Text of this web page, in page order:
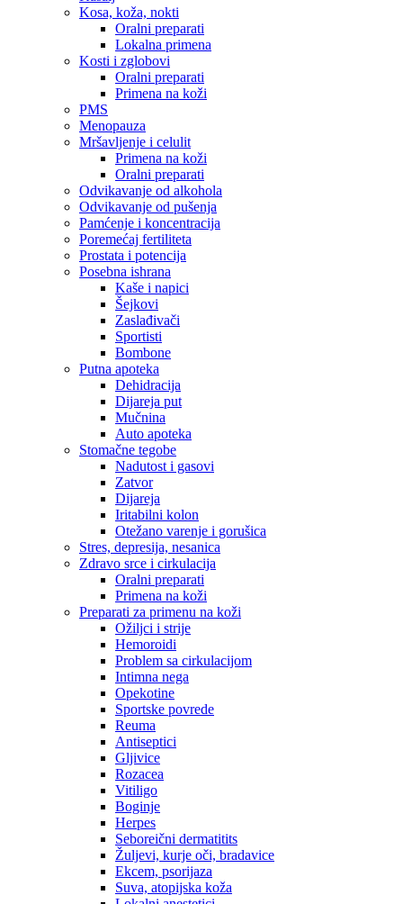
Kosa, koža, nokti
Oralni preparati
Lokalna primena
Kosti i zglobovi
Oralni preparati
Primena na koži
PMS
Menopauza
Mršavljenje i celulit
Primena na koži
Oralni preparati
Odvikavanje od alkohola
Odvikavanje od pušenja
Pamćenje i koncentracija
Poremećaj fertiliteta
Prostata i potencija
Posebna ishrana
Kaše i napici
Šejkovi
Zaslađivači
Sportisti
Bombone
Putna apoteka
Dehidracija
Dijareja put
Mučnina
Auto apoteka
Stomačne tegobe
Nadutost i gasovi
Zatvor
Dijareja
Iritabilni kolon
Otežano varenje i gorušica
Stres, depresija, nesanica
Zdravo srce i cirkulacija
Oralni preparati
Primena na koži
Preparati za primenu na koži
Ožiljci i strije
Hemoroidi
Problem sa cirkulacijom
Intimna nega
Opekotine
Sportske povrede
Reuma
Antiseptici
Gljivice
Rozacea
Vitiligo
Boginje
Herpes
Seboreični dermatitits
Žuljevi, kurje oči, bradavice
Ekcem, psorijaza
Suva, atopijska koža